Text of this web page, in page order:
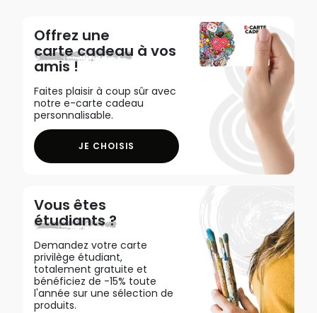
Offrez une
carte cadeau à vos
amis !
Faites plaisir à coup sûr avec
notre e-carte cadeau
personnalisable.
JE CHOISIS
Vous êtes
étudiants ?
Demandez votre carte
privilège étudiant,
totalement gratuite et
bénéficiez de -15% toute
l'année sur une sélection de
produits.